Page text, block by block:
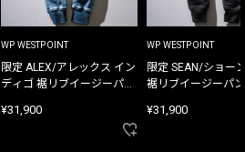
WP WESTPOINT
限定 ALEX/アレックス イン
ディゴ 裾リブイージーパン
¥31,900
WP WESTPOINT
限定 SEAN/ショー
裾リブイージーパ
¥31,900